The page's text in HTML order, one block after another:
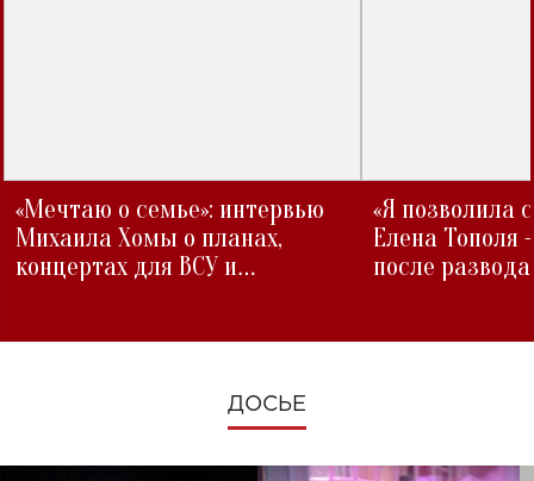
«Мечтаю о семье»: интервью
Михаила Хомы о планах,
концертах для ВСУ и
«Я позволила
Елена Тополя
после развода
ДОСЬЕ